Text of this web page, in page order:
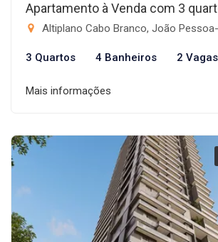
Apartamento à Venda com 3
Altiplano Cabo Branco, João
3 Quartos 4 Banheiros 2 Vagas
Mais informações